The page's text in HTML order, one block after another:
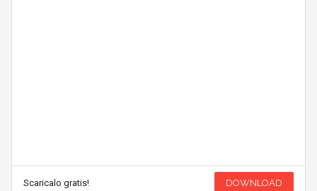
Scaricalo gratis! DOWNLOAD